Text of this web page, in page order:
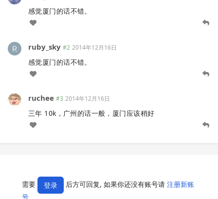
感觉厦门的话不错。
ruby_sky #2 2014年12月16日
感觉厦门的话不错。
ruchee #3 2014年12月16日
三年 10k，广州的话一般，厦门应该稍好
需要 登录 后方可回复, 如果你还没有账号请 注册新账
号